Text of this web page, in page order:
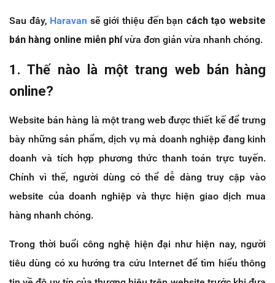
Sau đây, Haravan sẽ giới thiệu đến bạn cách tạo website
bán hàng online miễn phívừa đơn giản vừa nhanh chóng.
1. Thế nào là một trang web bán hàng
online?
Website bán hàng là một trang web được thiết kế để trưng
bày những sản phẩm, dịch vụ mà doanh nghiệp đang kinh
doanh và tích hợp phương thức thanh toán trực tuyến.
Chính vì thế, người dùng có thể dễ dàng truy cập vào
website của doanh nghiệp và thực hiện giao dịch mua
hàng nhanh chóng.
Trong thời buổi công nghệ hiện đại như hiện nay, người
tiêu dùng có xu hướng tra cứu Internet để tìm hiểu thông